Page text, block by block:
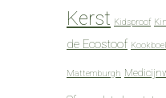
Kerst Kidsproof
de Ecostoof
Mattemburgh